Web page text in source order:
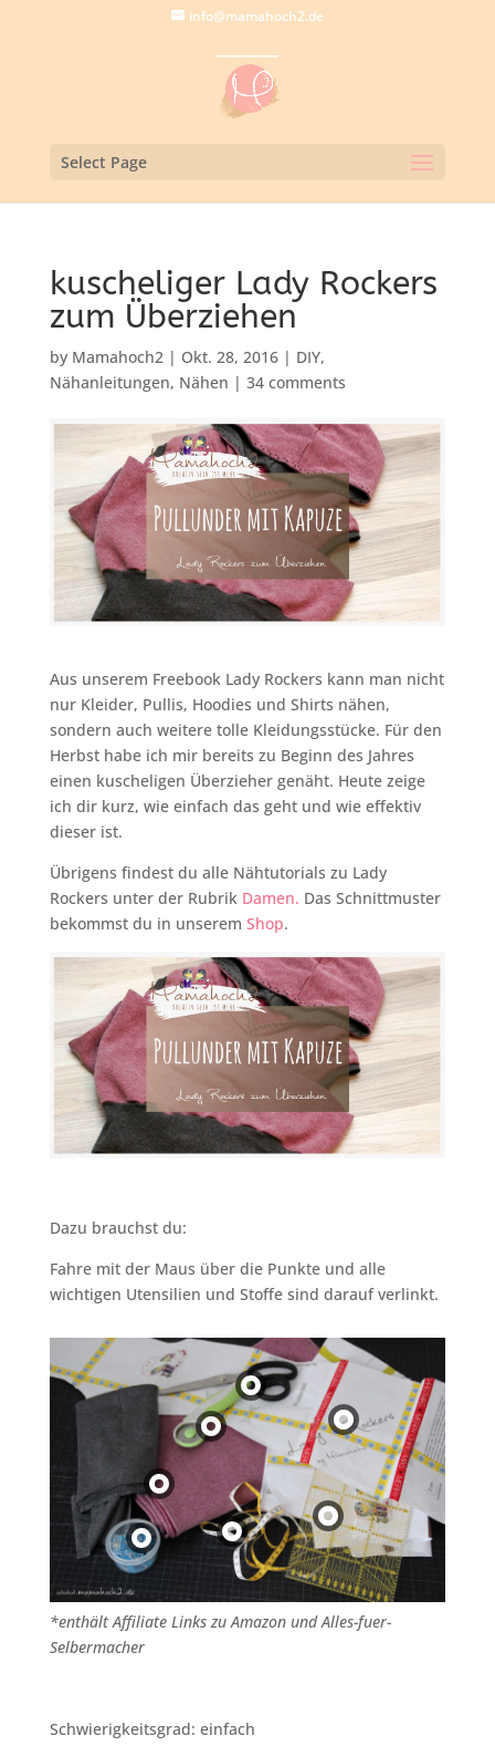
info@mamahoch2.de
Select Page
kuscheliger Lady Rockers
zum Überziehen
by Mamahoch2| Okt. 28, 2016| DIY,
Nähanleitungen, Nähen | 34 comments
Aus unserem Freebook Lady Rockers kann man nicht
nur Kleider, Pullis, Hoodies und Shirts nähen,
sondern auch weitere tolle Kleidungsstücke. Für den
Herbst habe ich mir bereits zu Beginn des Jahres
einen kuscheligen Überzieher genäht. Heute zeige
ich dir kurz, wie einfach das geht und wie effektiv
dieser ist.
Übrigens findest du alle Nähtutorials zu Lady
Rockers unter der Rubrik Damen. Das Schnittmuster
bekommst du in unserem Shop.
Dazu brauchst du:
Fahre mit der Maus über die Punkte und alle
wichtigen Utensilien und Stoffe sind darauf verlinkt.
*enthält Affiliate Links zu Amazon und Alles-fuer-
Selbermacher
Schwierigkeitsgrad: einfach